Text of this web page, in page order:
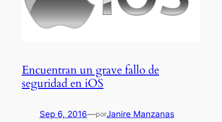
Encuentran un grave fallo de
seguridad en iOS
Sep 6, 2016—porJanire Manzanas